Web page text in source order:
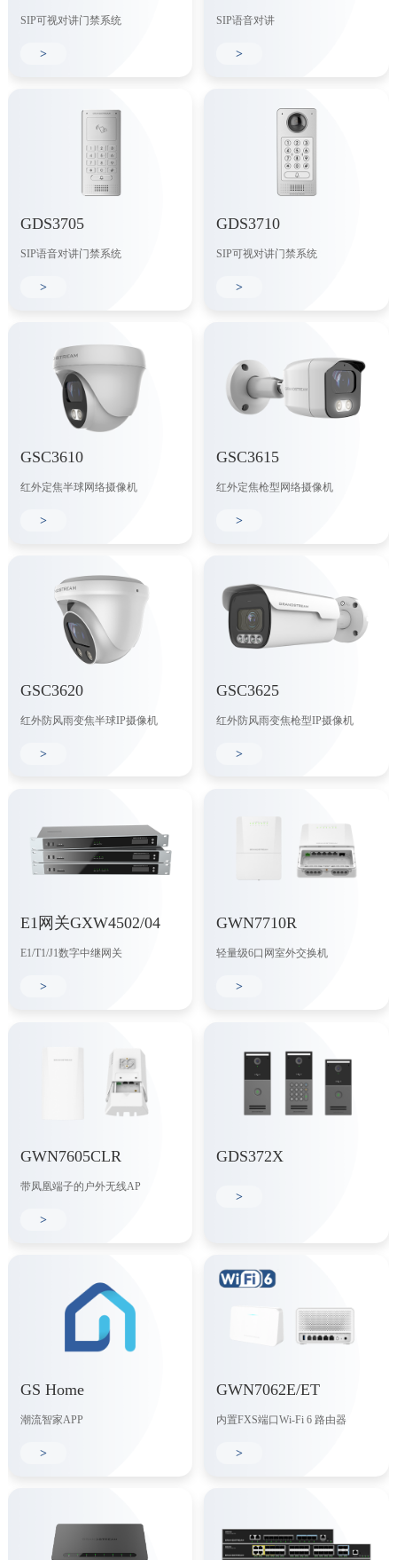
SIP可视对讲门禁系统
>
SIP语音对讲
>
GDS3705
SIP语音对讲门禁系统
>
GDS3710
SIP可视对讲门禁系统
>
GSC3610
红外定焦半球网络摄像机
>
GSC3615
红外定焦枪型网络摄像机
>
GSC3620
红外防风雨变焦半球IP摄像机
>
GSC3625
红外防风雨变焦枪型IP摄像机
>
E1网关GXW4502/04
E1/T1/J1数字中继网关
>
GWN7710R
轻量级6口网室外交换机
>
GWN7605CLR
带凤凰端子的户外无线AP
>
GDS372X
>
GS Home
潮流智家APP
>
GWN7062E/ET
内置FXS端口Wi-Fi 6 路由器
>